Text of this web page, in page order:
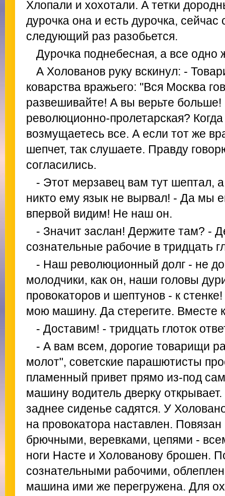
Хлопали и хохотали. А тетки
дурочка она и есть дурочка, сейчас
следующий раз разобьется.
Дурочка поднебесная, а все одно
А Холованов руку вскинул: -
коварства вражьего: "Вся Москва
развешивайте! А вы верьте
революционно-пролетарская? Когда
возмущаетесь все. А если тот же
шепчет, так слушаете. Правду
согласились.
- Этот мерзавец вам тут шептал,
никто ему язык не вырвал! - Да мы
впервой видим! Не наш он.
- Значит заслан! Держите там? -
сознательные рабочие в тридцать
- Наш революционный долг - не
молодчики, как он, наши головы
провокаторов и шептунов - к
мою машину. Да стерегите. Вместе
- Доставим! - тридцать глоток
- А вам всем, дорогие товарищи
молот", советские парашютисты
пламенный привет прямо из-под
машину водитель дверку
заднее сиденье садятся. У
на провокатора наставлен.
брючными, веревками, цепями -
ноги Насте и Холованову брошен.
сознательными рабочими,
машина ими же перегружена. Для